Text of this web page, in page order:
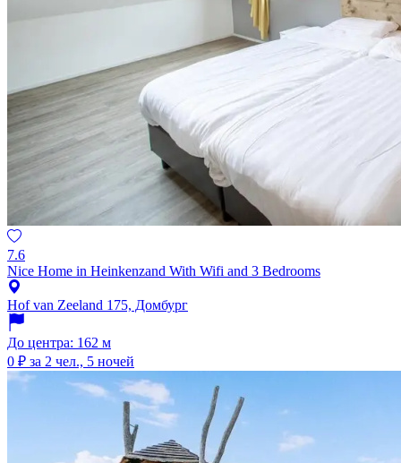
7.6
Nice Home in Heinkenzand With Wifi and 3 Bedrooms
Hof van Zeeland 175, Домбург
До центра: 162 м
0 ₽ за 2 чел., 5 ночей